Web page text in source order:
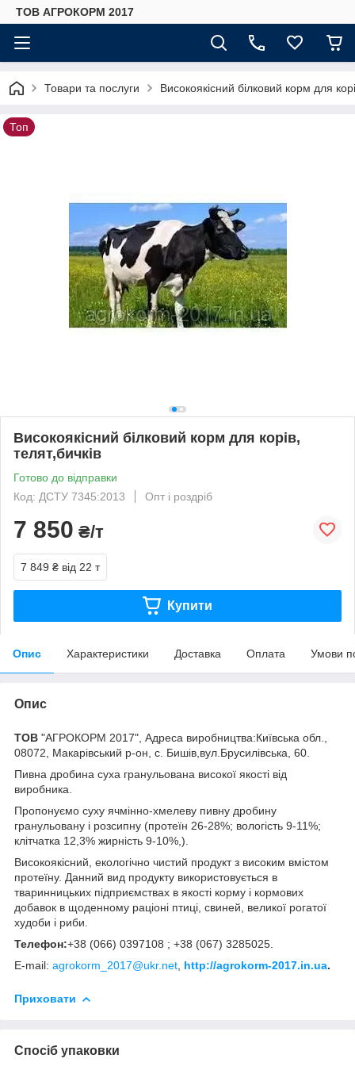
ТОВ АГРОКОРМ 2017
Товари та послуги Високоякісний білковий корм для
Топ
Високоякісний білковий корм для корів,
телят,бичків
Готово до відправки
Код: ДСТУ 7345:2013
Опт і роздріб
7 850 ₴/т
7 849 ₴ від 22 т
Купити
Опис Характеристики Доставка Оплата Умови
Опис
ТОВ "АГРОКОРМ 2017", Адреса виробництва:Київська обл.,
08072, Макарівський р-он, с. Бишів,вул.Брусилівська, 60.
Пивна дробина суха гранульована високої якості від
виробника.
Пропонуємо суху ячмінно-хмелеву пивну дробину
гранульовану і розсипну (протеїн 26-28%; вологість 9-11%;
клітчатка 12,3% жирність 9-10%,).
Високоякісний, екологічно чистий продукт з високим вмістом
протеїну. Данний вид продукту використовується в
тваринницьких підприємствах в якості корму і кормових
добавок в щоденному раціоні птиці, свиней, великої рогатої
худоби і риби.
Телефон:+38 (066) 0397108 ; +38 (067) 3285025.
E-mail: agrokorm_2017@ukr.net http://agrokorm-2017.in.ua.
Приховати
Спосіб упаковки